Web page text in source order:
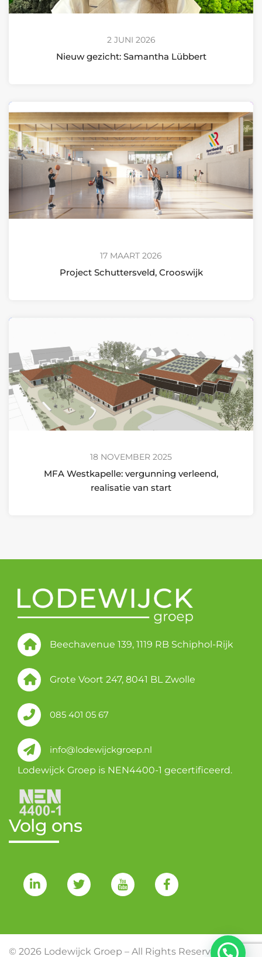
2 JUNI 2026
Nieuw gezicht: Samantha Lübbert
17 MAART 2026
Project Schuttersveld, Crooswijk
18 NOVEMBER 2025
MFA Westkapelle: vergunning verleend,
realisatie van start
Beechavenue 139, 1119 RB Schiphol-Rijk
Grote Voort 247, 8041 BL Zwolle
085 401 05 67
info@lodewijckgroep.nl
Lodewijck Groep is NEN4400-1 gecertificeerd.
Volg ons
© 2026 Lodewijck Groep – All Rights Reserved –